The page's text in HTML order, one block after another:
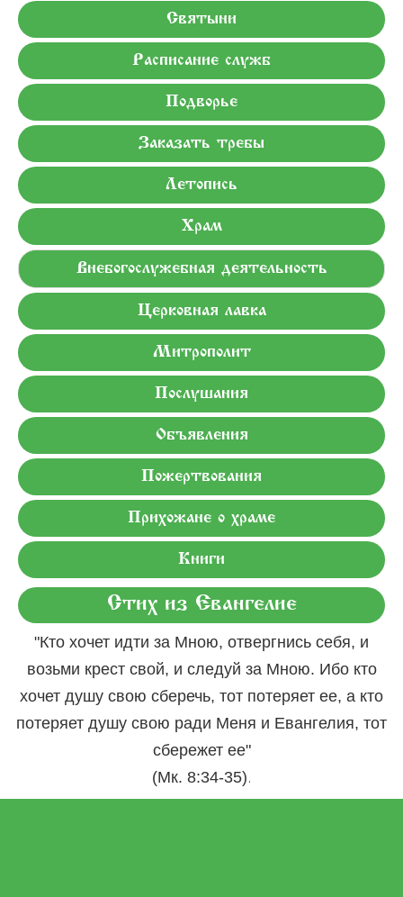
Святыни
Расписание служб
Подворье
Заказать требы
Летопись
Храм
Внебогослужебная деятельность
Церковная лавка
Митрополит
Послушания
Объявления
Пожертвования
Прихожане о храме
Книги
Стих из Евангелие
"Кто хочет идти за Мною, отвергнись себя, и
возьми крест свой, и следуй за Мною. Ибо кто
хочет душу свою сберечь, тот потеряет ее, а кто
потеряет душу свою ради Меня и Евангелия, тот
сбережет ее"
(Мк. 8:34-35).